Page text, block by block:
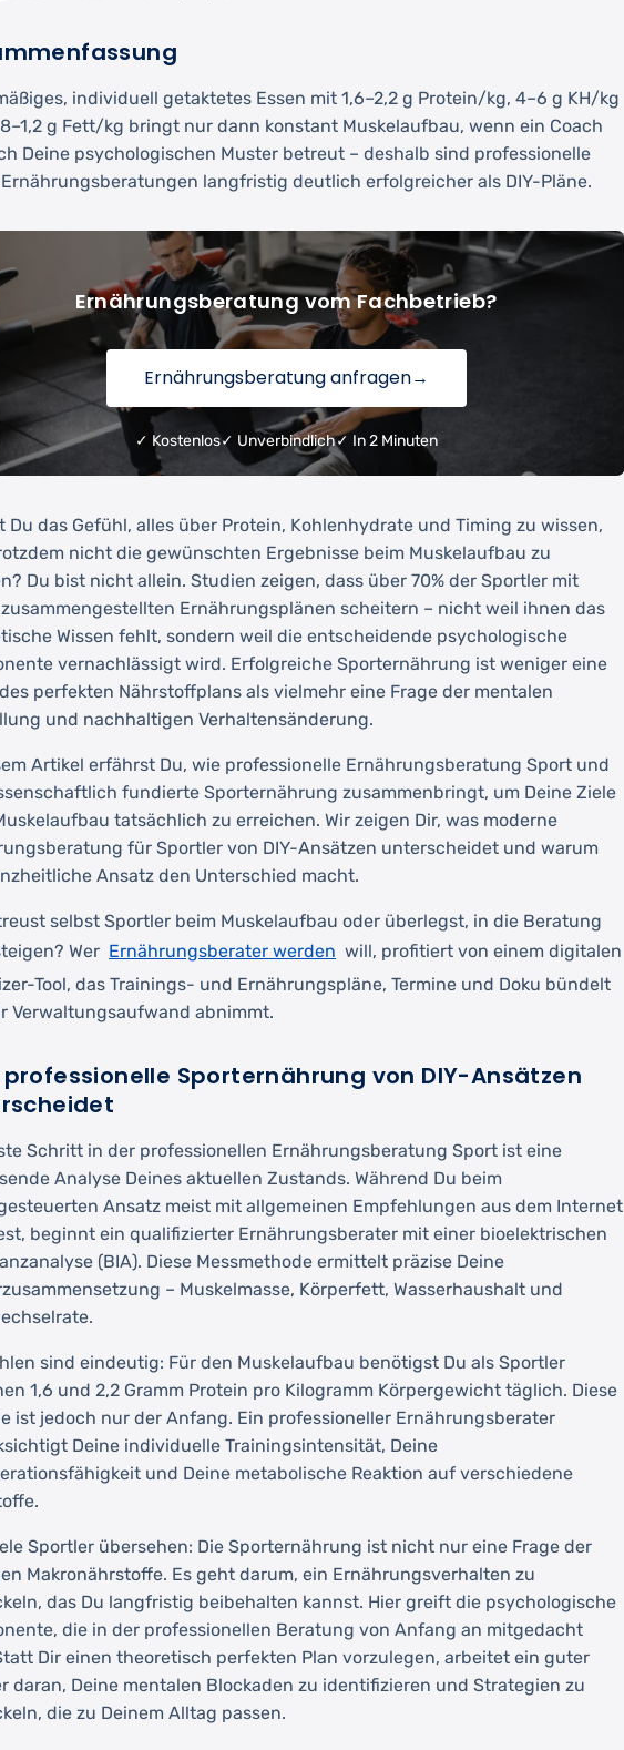
individuell getaktetes Essen mit 1,6–2,2 g Protein/kg, 4–6 g KH/kg
g Fett/kg bringt nur dann konstant Muskelaufbau, wenn ein Coach
Deine psychologischen Muster betreut – deshalb sind professionelle
langfristig deutlich erfolgreicher als DIY-Pläne.
Ernährungsberatung vom Fachbetrieb?
Ernährungsberatung anfragen→
✓ Kostenlos✓ Unverbindlich✓ In 2 Minuten
Du das Gefühl, alles über Protein, Kohlenhydrate und Timing zu wissen,
nicht die gewünschten Ergebnisse beim Muskelaufbau zu
Du bist nicht allein. Studien zeigen, dass über 70% der Sportler mit
Ernährungsplänen scheitern – nicht weil ihnen das
Wissen fehlt, sondern weil die entscheidende psychologische
vernachlässigt wird. Erfolgreiche Sporternährung ist weniger eine
perfekten Nährstoffplans als vielmehr eine Frage der mentalen
und nachhaltigen Verhaltensänderung.
Artikel erfährst Du, wie professionelle Ernährungsberatung Sport und
fundierte Sporternährung zusammenbringt, um Deine Ziele
tatsächlich zu erreichen. Wir zeigen Dir, was moderne
für Sportler von DIY-Ansätzen unterscheidet und warum
Ansatz den Unterschied macht.
selbst Sportler beim Muskelaufbau oder überlegst, in die Beratung
Wer Ernährungsberater werden will, profitiert von einem digitalen
Tool, das Trainings- und Ernährungspläne, Termine und Doku bündelt
Verwaltungsaufwand abnimmt.
professionelle Sporternährung von DIY-Ansätzen
Schritt in der professionellen Ernährungsberatung Sport ist eine
Analyse Deines aktuellen Zustands. Während Du beim
Ansatz meist mit allgemeinen Empfehlungen aus dem Internet
beginnt ein qualifizierter Ernährungsberater mit einer bioelektrischen
(BIA). Diese Messmethode ermittelt präzise Deine
– Muskelmasse, Körperfett, Wasserhaushalt und
sind eindeutig: Für den Muskelaufbau benötigst Du als Sportler
1,6 und 2,2 Gramm Protein pro Kilogramm Körpergewicht täglich. Diese
ist jedoch nur der Anfang. Ein professioneller Ernährungsberater
Deine individuelle Trainingsintensität, Deine
und Deine metabolische Reaktion auf verschiedene
Sportler übersehen: Die Sporternährung ist nicht nur eine Frage der
Makronährstoffe. Es geht darum, ein Ernährungsverhalten zu
das Du langfristig beibehalten kannst. Hier greift die psychologische
die in der professionellen Beratung von Anfang an mitgedacht
Dir einen theoretisch perfekten Plan vorzulegen, arbeitet ein guter
daran, Deine mentalen Blockaden zu identifizieren und Strategien zu
die zu Deinem Alltag passen.